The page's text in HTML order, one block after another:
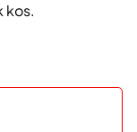
kos.